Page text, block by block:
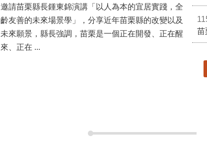
邀請苗栗縣長鍾東錦演講「以人為本的宜居實踐，全
齡友善的未來場景學」，分享近年苗栗縣的改變以及
未來願景，縣長強調，苗栗是一個正在開發、正在醒
來、正在 ...